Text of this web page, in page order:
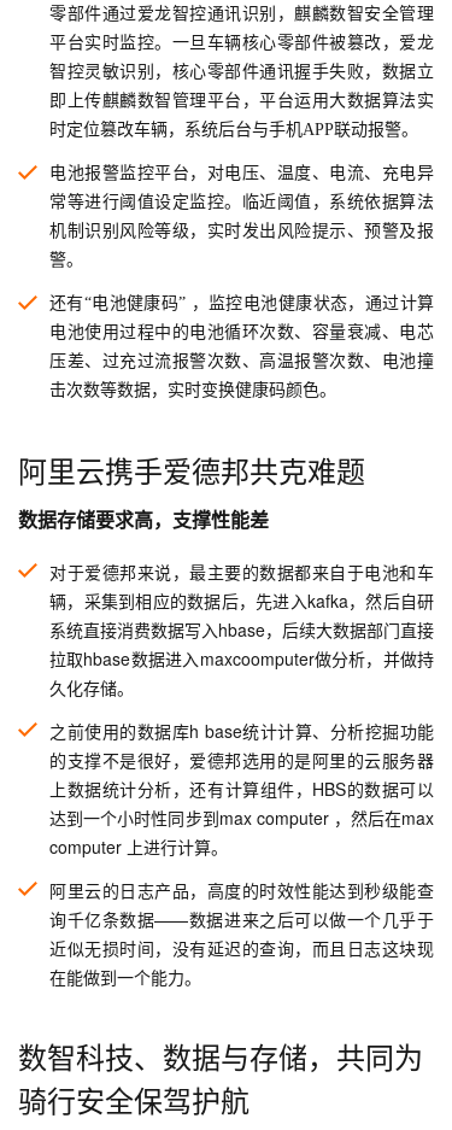
零部件通过爱龙智控通讯识别，麒麟数智安全管理
平台实时监控。一旦车辆核心零部件被篡改，爱龙
智控灵敏识别，核心零部件通讯握手失败，数据立
即上传麒麟数智管理平台，平台运用大数据算法实
时定位篡改车辆，系统后台与手机APP联动报警。
电池报警监控平台，对电压、温度、电流、充电异
常等进行阈值设定监控。临近阈值，系统依据算法
机制识别风险等级，实时发出风险提示、预警及报
警。
还有“电池健康码” ，监控电池健康状态，通过计算
电池使用过程中的电池循环次数、容量衰减、电芯
压差、过充过流报警次数、高温报警次数、电池撞
击次数等数据，实时变换健康码颜色。
阿里云携手爱德邦共克难题
数据存储要求高，支撑性能差
对于爱德邦来说，最主要的数据都来自于电池和车
辆，采集到相应的数据后，先进入kafka，然后自研
系统直接消费数据写入hbase，后续大数据部门直接
拉取hbase数据进入maxcoomputer做分析，并做持
久化存储。
之前使用的数据库h base统计计算、分析挖掘功能
的支撑不是很好，爱德邦选用的是阿里的云服务器
上数据统计分析，还有计算组件，HBS的数据可以
达到一个小时性同步到max computer ，然后在max
computer 上进行计算。
阿里云的日志产品，高度的时效性能达到秒级能查
询千亿条数据——数据进来之后可以做一个几乎于
近似无损时间，没有延迟的查询，而且日志这块现
在能做到一个能力。
数智科技、数据与存储，共同为
骑行安全保驾护航